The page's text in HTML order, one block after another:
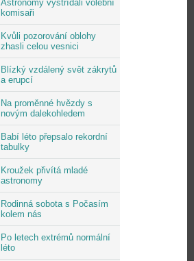
Astronomy vystřídali volební
komisaři
Kvůli pozorování oblohy
zhasli celou vesnici
Blízký vzdálený svět zákrytů
a erupcí
Na proměnné hvězdy s
novým dalekohledem
Babí léto přepsalo rekordní
tabulky
Kroužek přivítá mladé
astronomy
Rodinná sobota s Počasím
kolem nás
Po letech extrémů normální
léto